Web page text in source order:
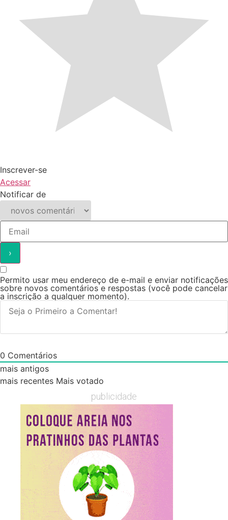
Inscrever-se
Acessar
Notificar de
Permito usar meu endereço de e-mail e enviar notificações
sobre novos comentários e respostas (você pode cancelar
a inscrição a qualquer momento).
0 Comentários
mais antigos
mais recentes Mais votado
publicidade